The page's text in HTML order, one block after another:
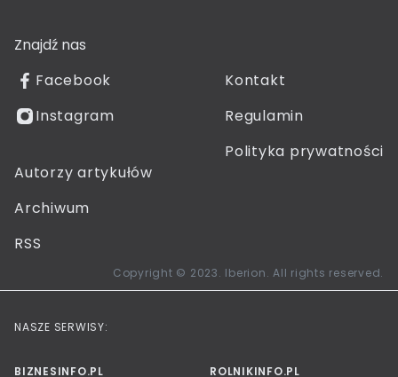
Znajdź nas
Facebook
Instagram
Kontakt
Regulamin
Polityka prywatności
Autorzy artykułów
Archiwum
RSS
Copyright © 2023. Iberion. All rights reserved.
NASZE SERWISY:
BIZNESINFO.PL ROLNIKINFO.PL